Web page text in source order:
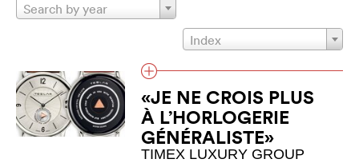
Search by year
Index
«JE NE CROIS PLUS
À L’HORLOGERIE
GÉNÉRALISTE»
TIMEX LUXURY GROUP